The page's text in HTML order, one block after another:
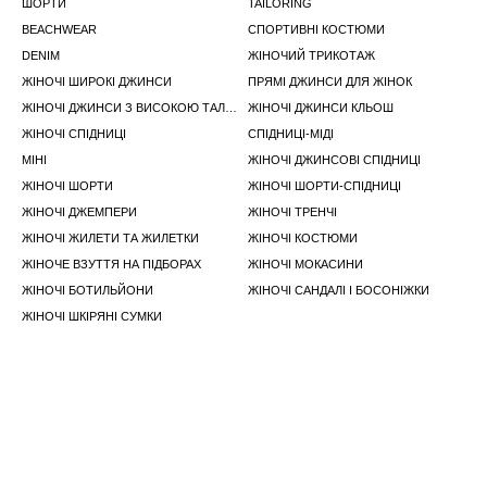
ШОРТИ
TAILORING
BEACHWEAR
СПОРТИВНІ КОСТЮМИ
DENIM
ЖІНОЧИЙ ТРИКОТАЖ
ЖІНОЧІ ШИРОКІ ДЖИНСИ
ПРЯМІ ДЖИНСИ ДЛЯ ЖІНОК
ЖІНОЧІ ДЖИНСИ КЛЬОШ
ЖІНОЧІ СПІДНИЦІ
СПІДНИЦІ-МІДІ
МІНІ
ЖІНОЧІ ДЖИНСОВІ СПІДНИЦІ
ЖІНОЧІ ШОРТИ
ЖІНОЧІ ШОРТИ-СПІДНИЦI
ЖІНОЧІ ДЖЕМПЕРИ
ЖІНОЧІ ТРЕНЧІ
ЖІНОЧІ ЖИЛЕТИ ТА ЖИЛЕТКИ
ЖІНОЧІ КОСТЮМИ
ЖІНОЧЕ ВЗУТТЯ НА ПІДБОРАХ
ЖІНОЧІ МОКАСИНИ
ЖІНОЧІ БОТИЛЬЙОНИ
ЖІНОЧІ САНДАЛІ І БОСОНІЖКИ
ЖІНОЧІ ШКІРЯНІ СУМКИ